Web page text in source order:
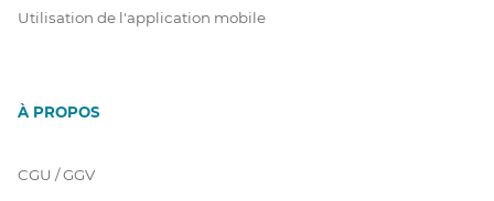
Utilisation de l'application mobile
À PROPOS
CGU / GGV